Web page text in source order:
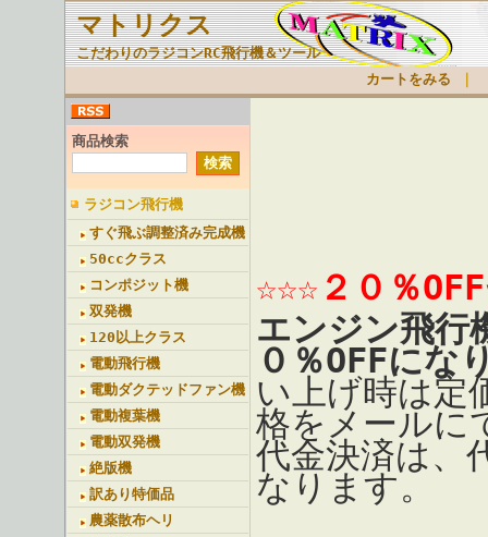
マトリクス
こだわりのラジコンRC飛行機＆ツール
カートをみる
商品検索
ラジコン飛行機
すぐ飛ぶ調整済み完成機
50ccクラス
コンポジット機
双発機
120以上クラス
電動飛行機
電動ダクテッドファン機
電動複葉機
電動双発機
絶版機
訳あり特価品
農薬散布ヘリ
☆☆☆２０％
エンジン飛行
０％OFFにな
い上げ時は定
格をメールに
代金決済は、
なります。